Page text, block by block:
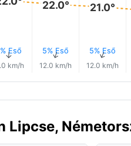
Eső
↑
km/h
22.0°
5% Eső
↑
12.0 km/h
21.0°
5% Eső
↑
12.0 km/h
Lipcse,